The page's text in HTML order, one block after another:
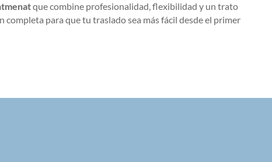
que combine profesionalidad, flexibilidad y un trato
para que tu traslado sea más fácil desde el primer